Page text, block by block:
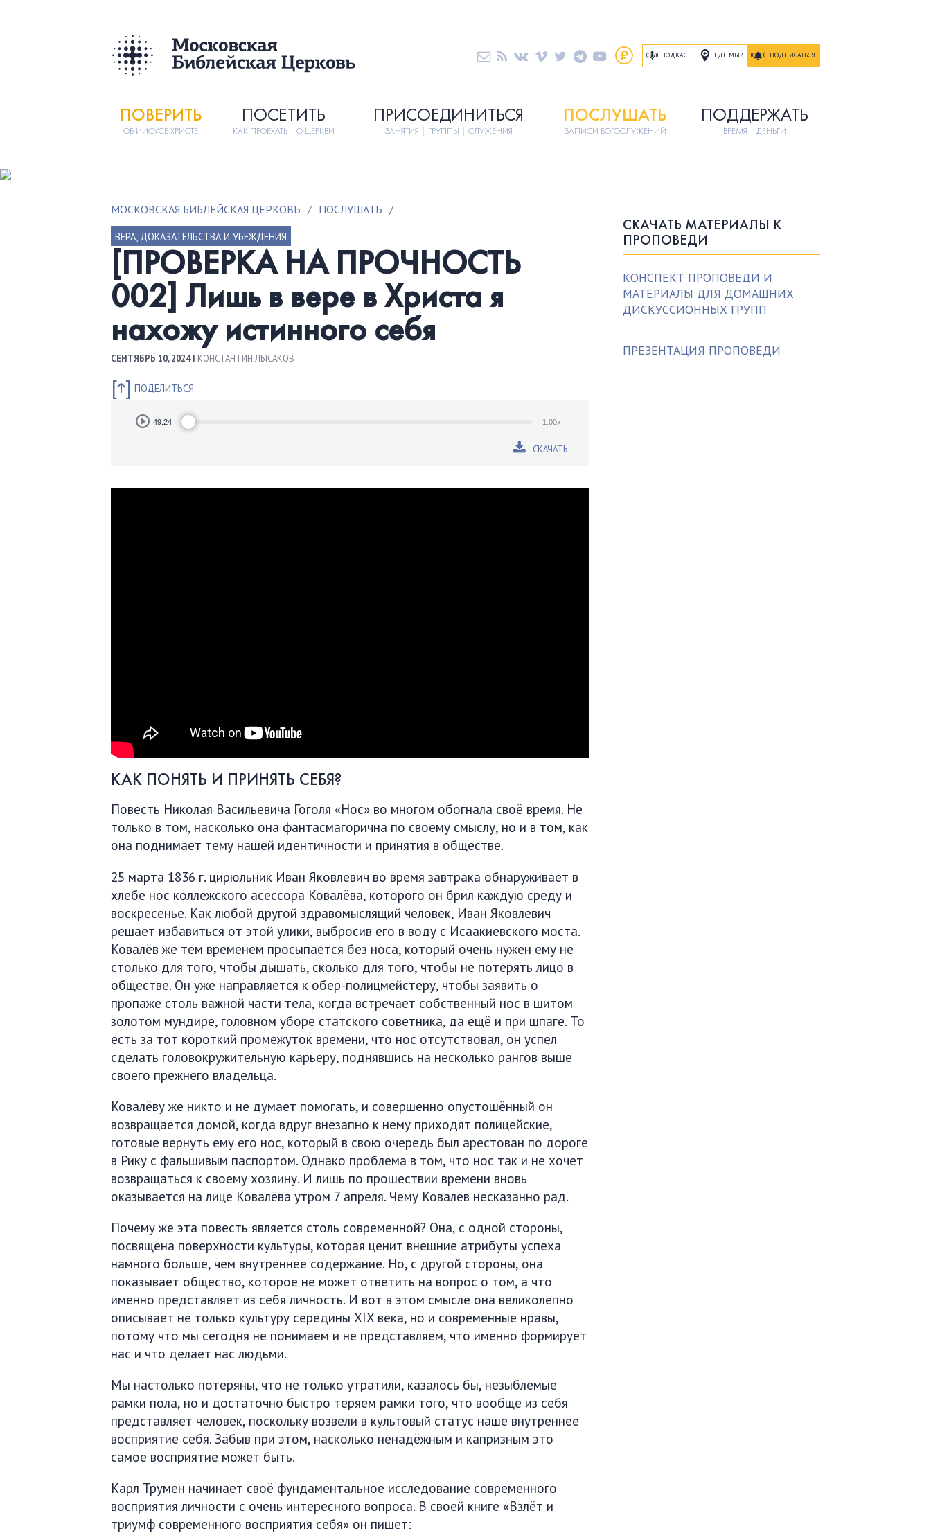
ПОДКАСТ ГДЕ МЫ? ПОДПИСАТЬСЯ
ПОВЕРИТЬ
ОБ ИИСУСЕ ХРИСТЕ
ПОСЕТИТЬ
КАК ПРОЕХАТЬ | О ЦЕРКВИ
ПРИСОЕДИНИТЬСЯ
ЗАНЯТИЯ | ГРУППЫ | СЛУЖЕНИЯ
ПОСЛУШАТЬ
ЗАПИСИ БОГОСЛУЖЕНИЙ
ПОДДЕРЖАТЬ
ВРЕМЯ | ДЕНЬГИ
МОСКОВСКАЯ БИБЛЕЙСКАЯ ЦЕРКОВЬ / ПОСЛУШАТЬ /
ВЕРА, ДОКАЗАТЕЛЬСТВА И УБЕЖДЕНИЯ
[ПРОВЕРКА НА ПРОЧНОСТЬ
002] Лишь в вере в Христа я
нахожу истинного себя
СЕНТЯБРЬ 10, 2024 | КОНСТАНТИН ЛЫСАКОВ
ПОДЕЛИТЬСЯ
Audio
Player
49:24 1.00x
СКАЧАТЬ
КАК ПОНЯТЬ И ПРИНЯТЬ СЕБЯ?
Повесть Николая Васильевича Гоголя «Нос» во многом обогнала своё время. Не
только в том, насколько она фантасмагорична по своему смыслу, но и в том, как
она поднимает тему нашей идентичности и принятия в обществе.
25 марта 1836 г. цирюльник Иван Яковлевич во время завтрака обнаруживает в
хлебе нос коллежского асессора Ковалёва, которого он брил каждую среду и
воскресенье. Как любой другой здравомыслящий человек, Иван Яковлевич
решает избавиться от этой улики, выбросив его в воду с Исаакиевского моста.
Ковалёв же тем временем просыпается без носа, который очень нужен ему не
столько для того, чтобы дышать, сколько для того, чтобы не потерять лицо в
обществе. Он уже направляется к обер-полицмейстеру, чтобы заявить о
пропаже столь важной части тела, когда встречает собственный нос в шитом
золотом мундире, головном уборе статского советника, да ещё и при шпаге. То
есть за тот короткий промежуток времени, что нос отсутствовал, он успел
сделать головокружительную карьеру, поднявшись на несколько рангов выше
своего прежнего владельца.
Ковалёву же никто и не думает помогать, и совершенно опустошённый он
возвращается домой, когда вдруг внезапно к нему приходят полицейские,
готовые вернуть ему его нос, который в свою очередь был арестован по дороге
в Рику с фальшивым паспортом. Однако проблема в том, что нос так и не хочет
возвращаться к своему хозяину. И лишь по прошествии времени вновь
оказывается на лице Ковалёва утром 7 апреля. Чему Ковалёв несказанно рад.
Почему же эта повесть является столь современной? Она, с одной стороны,
посвящена поверхности культуры, которая ценит внешние атрибуты успеха
намного больше, чем внутреннее содержание. Но, с другой стороны, она
показывает общество, которое не может ответить на вопрос о том, а что
именно представляет из себя личность. И вот в этом смысле она великолепно
описывает не только культуру середины XIX века, но и современные нравы,
потому что мы сегодня не понимаем и не представляем, что именно формирует
нас и что делает нас людьми.
Мы настолько потеряны, что не только утратили, казалось бы, незыблемые
рамки пола, но и достаточно быстро теряем рамки того, что вообще из себя
представляет человек, поскольку возвели в культовый статус наше внутреннее
восприятие себя. Забыв при этом, насколько ненадёжным и капризным это
самое восприятие может быть.
Карл Трумен начинает своё фундаментальное исследование современного
восприятия личности с очень интересного вопроса. В своей книге «Взлёт и
триумф современного восприятия себя» он пишет:
СКАЧАТЬ МАТЕРИАЛЫ К
ПРОПОВЕДИ
КОНСПЕКТ ПРОПОВЕДИ И
МАТЕРИАЛЫ ДЛЯ ДОМАШНИХ
ДИСКУССИОННЫХ ГРУПП
ПРЕЗЕНТАЦИЯ ПРОПОВЕДИ